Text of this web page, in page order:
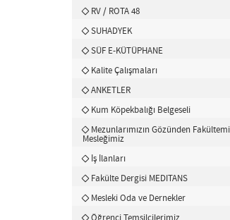
RV / ROTA 48
SUHADYEK
SÜF E-KÜTÜPHANE
Kalite Çalışmaları
ANKETLER
Kum Köpekbalığı Belgeseli
Mezunlarımızın Gözünden
Mesleğimiz
İş İlanları
Fakülte Dergisi MEDITANS
Mesleki Oda ve Dernekler